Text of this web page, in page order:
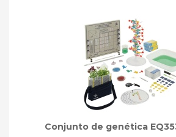
Conjunto de genética